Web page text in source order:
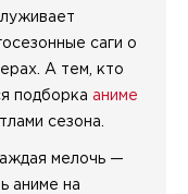
саги о
А тем, кто
подборка аниме
сезона.
мелочь —
аниме на